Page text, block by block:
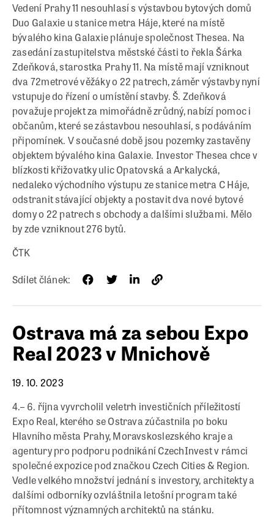
Vedení Prahy 11 nesouhlasí s výstavbou bytových domů
Duo Galaxie u stanice metra Háje, které na místě
bývalého kina Galaxie plánuje společnost Thesea. Na
zasedání zastupitelstva městské části to řekla Šárka
Zdeňková, starostka Prahy 11. Na místě mají vzniknout
dva 72metrové věžáky o 22 patrech, záměr výstavby nyní
vstupuje do řízení o umístění stavby. Š. Zdeňková
považuje projekt za mimořádně zrůdný, nabízí pomoc i
občanům, které se zástavbou nesouhlasí, s podáváním
připomínek. V současné době jsou pozemky zastavěny
objektem bývalého kina Galaxie. Investor Thesea chce v
blízkosti křižovatky ulic Opatovská a Arkalycká,
nedaleko východního výstupu ze stanice metra C Háje,
odstranit stávající objekty a postavit dva nové bytové
domy o 22 patrech s obchody a dalšími službami. Mělo
by zde vzniknout 276 bytů.
ČTK
Sdílet článek:
Ostrava má za sebou Expo
Real 2023 v Mnichově
19. 10. 2023
4.– 6. října vyvrcholil veletrh investičních příležitostí
Expo Real, kterého se Ostrava zúčastnila po boku
Hlavního města Prahy, Moravskoslezského kraje a
agentury pro podporu podnikání CzechInvest v rámci
společné expozice pod značkou Czech Cities & Region.
Vedle velkého množství jednání s investory, architekty a
dalšími odborníky ozvláštnila letošní program také
přítomnost významných architektů na stánku.